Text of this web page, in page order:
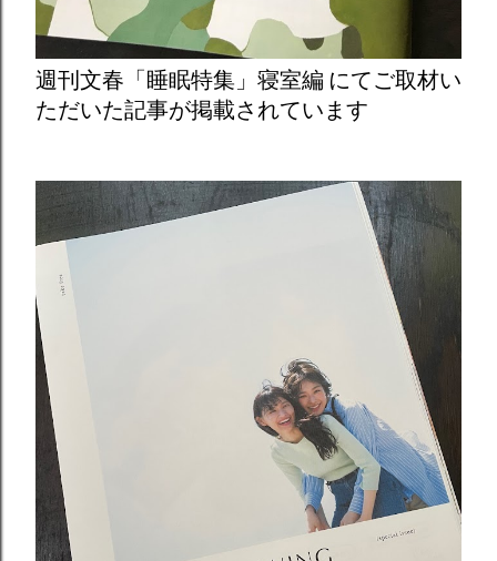
週刊文春「睡眠特集」寝室編 にてご取材い
ただいた記事が掲載されています